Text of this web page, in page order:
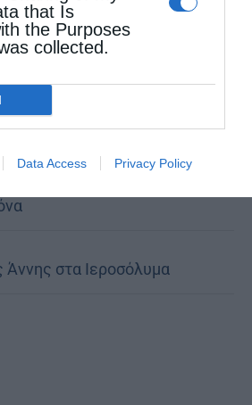
that Is
the Purposes
collected.
Data Access Privacy Policy
για το Μικρό
Άννης στα Ιεροσόλυμα